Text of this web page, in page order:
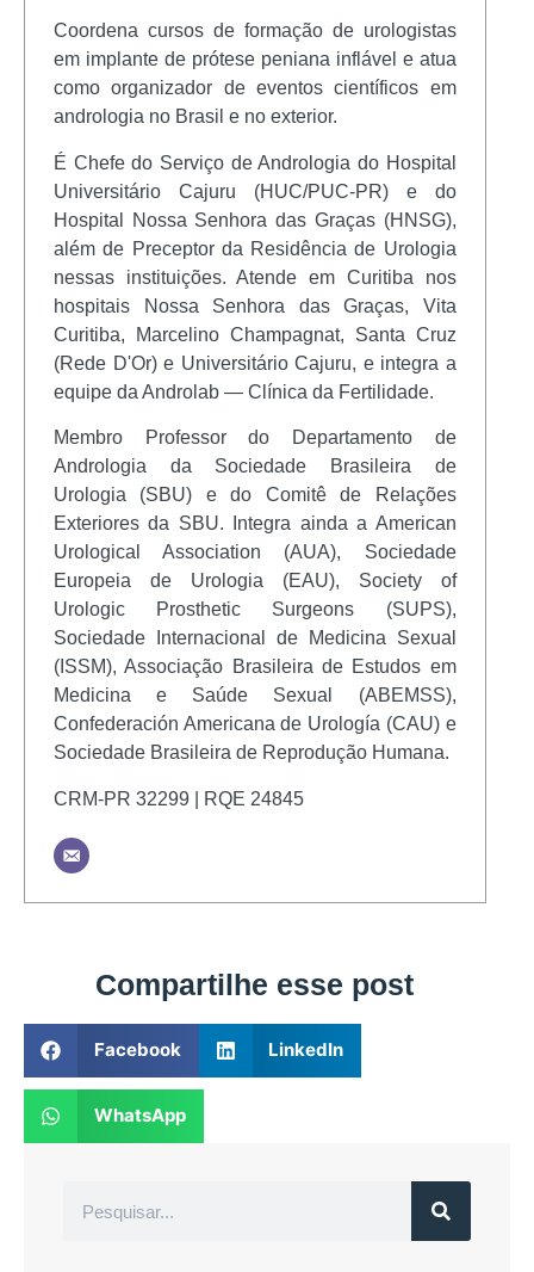
Coordena cursos de formação de urologistas
em implante de prótese peniana inflável e atua
como organizador de eventos científicos em
andrologia no Brasil e no exterior.
É Chefe do Serviço de Andrologia do Hospital
Universitário Cajuru (HUC/PUC-PR) e do
Hospital Nossa Senhora das Graças (HNSG),
além de Preceptor da Residência de Urologia
nessas instituições. Atende em Curitiba nos
hospitais Nossa Senhora das Graças, Vita
Curitiba, Marcelino Champagnat, Santa Cruz
(Rede D'Or) e Universitário Cajuru, e integra a
equipe da Androlab — Clínica da Fertilidade.
Membro Professor do Departamento de
Andrologia da Sociedade Brasileira de
Urologia (SBU) e do Comitê de Relações
Exteriores da SBU. Integra ainda a American
Urological Association (AUA), Sociedade
Europeia de Urologia (EAU), Society of
Urologic Prosthetic Surgeons (SUPS),
Sociedade Internacional de Medicina Sexual
(ISSM), Associação Brasileira de Estudos em
Medicina e Saúde Sexual (ABEMSS),
Confederación Americana de Urología (CAU) e
Sociedade Brasileira de Reprodução Humana.
CRM-PR 32299 | RQE 24845
Compartilhe esse post
Facebook LinkedIn
WhatsApp